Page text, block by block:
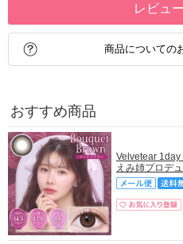
レビュ
商品についての
おすすめ商品
Velvetear 1day
えみ姉プロデ